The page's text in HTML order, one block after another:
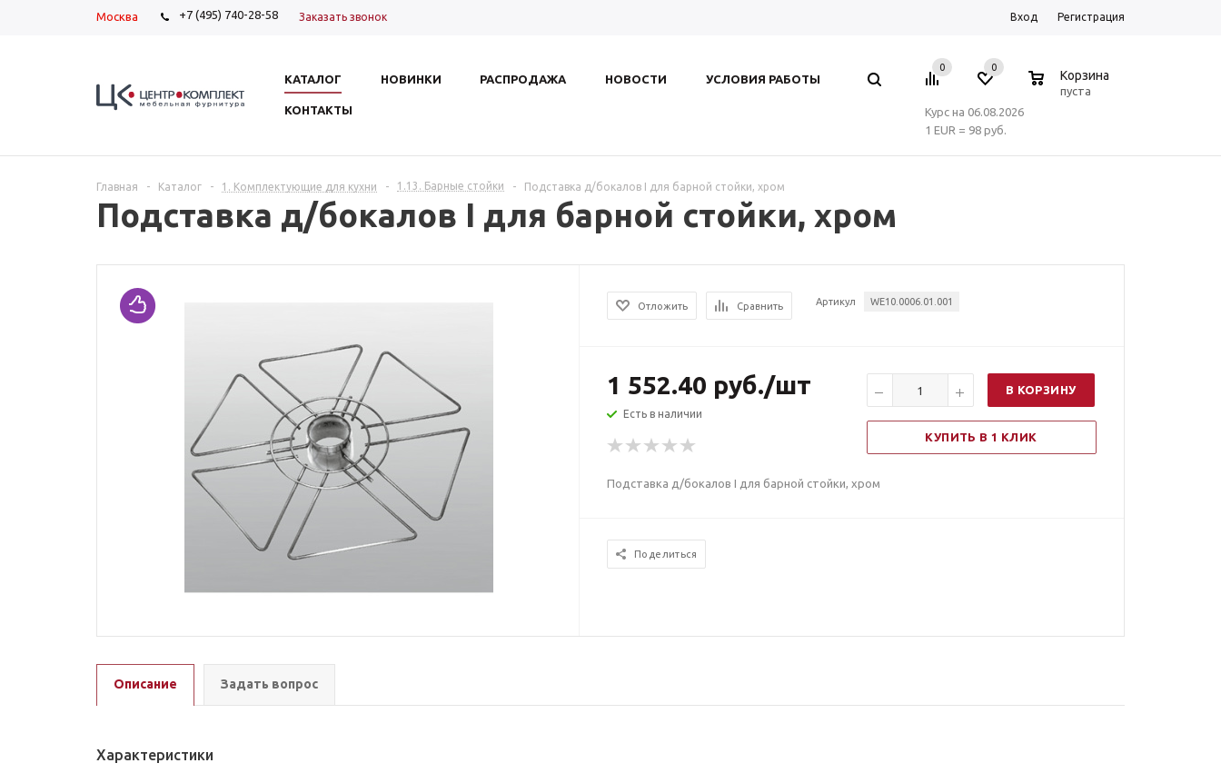
Москва +7 (495) 740-28-58 Заказать звонок Вход Регистрация
КАТАЛОГ НОВИНКИ РАСПРОДАЖА НОВОСТИ УСЛОВИЯ РАБОТЫ
КОНТАКТЫ
0 0
Корзина
пуста
Курс на 06.08.2026
1 EUR = 98 руб.
Главная - Каталог - 1. Комплектующие для кухни - 1.13. Барные стойки - Подставка д/бокалов I для барной стойки, хром
Подставка д/бокалов I для барной стойки, хром
Отложить Сравнить Артикул WE10.0006.01.001
1 552.40 руб./шт
Есть в наличии
В КОРЗИНУ
КУПИТЬ В 1 КЛИК
Подставка д/бокалов I для барной стойки, хром
Поделиться
Описание Задать вопрос
Характеристики